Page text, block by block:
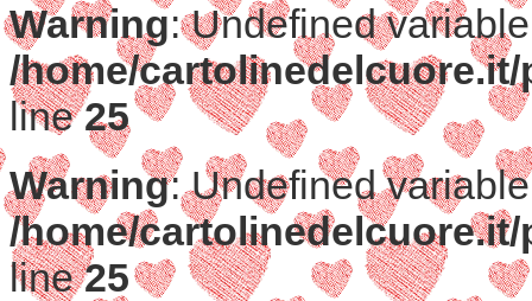
Warning: Undefined
/home/
line25
Warning: Undefined
/home/
line25